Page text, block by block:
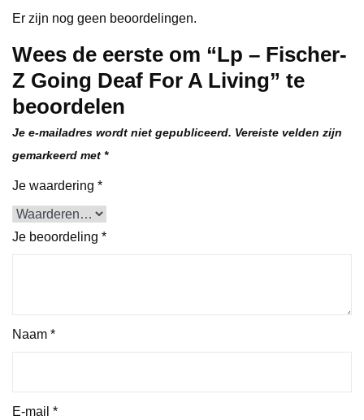
Er zijn nog geen beoordelingen.
Wees de eerste om “Lp – Fischer-
Z Going Deaf For A Living” te
beoordelen
Je e-mailadres wordt niet gepubliceerd. Vereiste velden zijn
gemarkeerd met *
Je waardering *
Je beoordeling *
Naam *
E-mail *